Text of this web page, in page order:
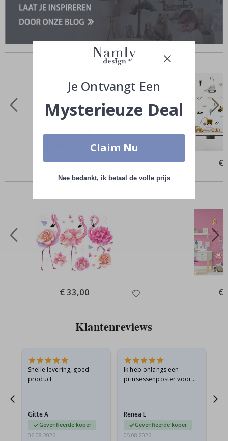
Vergelijkbare producten
Special
€ 29,00 €
Anderen kochten ook
Special
Price
€ 33,00 €
Klantenreviews
Snelle levering, goed
product
Gitte A
Geverifieerde koper
06.08.2026
Ik heb onlangs een
prinsessenposter voor
licht…
Renea L
Geverifieerde koper
05.08.2026
Je Ontvangt Een
Mysterieuze Deal
Claim Nu
Nee bedankt, ik betaal de volle prijs